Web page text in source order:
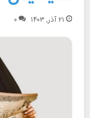
۲۱ آذر, ۱۴۰۳ ۰